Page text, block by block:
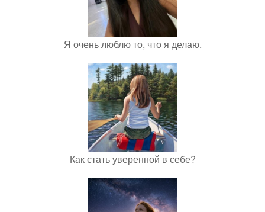
Я очень люблю то, что я делаю.
Как стать уверенной в себе?